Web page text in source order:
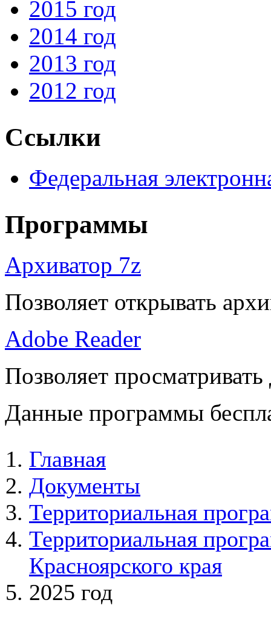
2015 год
2014 год
2013 год
2012 год
Ссылки
Федеральная
Программы
Архиватор 7z
Позволяет открывать
Adobe Reader
Позволяет
Данные программы
Главная
Документы
Территориальная
Территориальная
Красноярского края
2025 год